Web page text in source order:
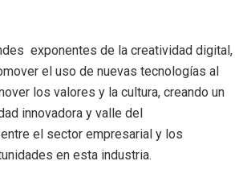
exponentes de la creatividad digital,
el uso de nuevas tecnologías al
los valores y la cultura, creando un
innovadora y valle del
el sector empresarial y los
en esta industria.